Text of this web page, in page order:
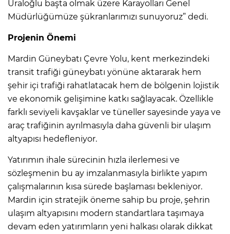
Uraloğlu başta olmak üzere Karayolları Genel
Müdürlüğümüze şükranlarımızı sunuyoruz” dedi.
Projenin Önemi
Mardin Güneybatı Çevre Yolu, kent merkezindeki
transit trafiği güneybatı yönüne aktararak hem
şehir içi trafiği rahatlatacak hem de bölgenin lojistik
ve ekonomik gelişimine katkı sağlayacak. Özellikle
farklı seviyeli kavşaklar ve tüneller sayesinde yaya ve
araç trafiğinin ayrılmasıyla daha güvenli bir ulaşım
altyapısı hedefleniyor.
Yatırımın ihale sürecinin hızla ilerlemesi ve
sözleşmenin bu ay imzalanmasıyla birlikte yapım
çalışmalarının kısa sürede başlaması bekleniyor.
Mardin için stratejik öneme sahip bu proje, şehrin
ulaşım altyapısını modern standartlara taşımaya
devam eden yatırımların yeni halkası olarak dikkat